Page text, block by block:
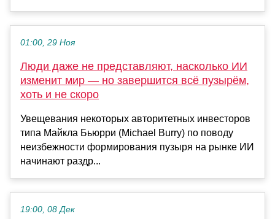
01:00, 29 Ноя
Люди даже не представляют, насколько ИИ
изменит мир — но завершится всё пузырём,
хоть и не скоро
Увещевания некоторых авторитетных инвесторов
типа Майкла Бьюрри (Michael Burry) по поводу
неизбежности формирования пузыря на рынке ИИ
начинают раздр...
19:00, 08 Дек